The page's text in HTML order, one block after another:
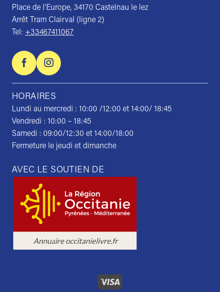
Place de l’Europe, 34170 Castelnau le lez
Arrêt Tram Clairval (ligne 2)
Tel: +33467411067
HORAIRES
Lundi au mercredi : 10:00 /12:00 et 14:00/ 18:45
Vendredi : 10:00 – 18:45
Samedi : 09:00/12:30 et 14:00/18:00
Fermeture le jeudi et dimanche
AVEC LE SOUTIEN DE